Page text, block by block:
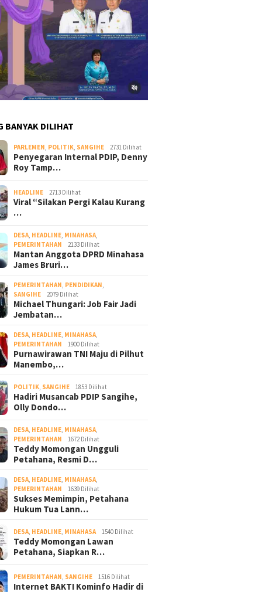
BANYAK DILIHAT
PARLEMEN, POLITIK, SANGIHE 2731 Dilihat
Penyegaran Internal PDIP, Denny
Roy Tamp…
HEADLINE 2713 Dilihat
Viral “Silakan Pergi Kalau Kurang
…
DESA, HEADLINE, MINAHASA,
PEMERINTAHAN
2133 Dilihat
Mantan Anggota DPRD Minahasa
James Bruri…
PEMERINTAHAN, PENDIDIKAN,
SANGIHE
2079 Dilihat
Michael Thungari: Job Fair Jadi
Jembatan…
DESA, HEADLINE, MINAHASA,
PEMERINTAHAN
1900 Dilihat
Purnawirawan TNI Maju di Pilhut
Manembo,…
POLITIK, SANGIHE 1853 Dilihat
Hadiri Musancab PDIP Sangihe,
Olly Dondo…
DESA, HEADLINE, MINAHASA,
PEMERINTAHAN
1672 Dilihat
Teddy Momongan Ungguli
Petahana, Resmi D…
DESA, HEADLINE, MINAHASA,
PEMERINTAHAN
1639 Dilihat
Sukses Memimpin, Petahana
Hukum Tua Lann…
DESA, HEADLINE, MINAHASA 1540 Dilihat
Teddy Momongan Lawan
Petahana, Siapkan R…
PEMERINTAHAN, SANGIHE 1516 Dilihat
Internet BAKTI Kominfo Hadir di